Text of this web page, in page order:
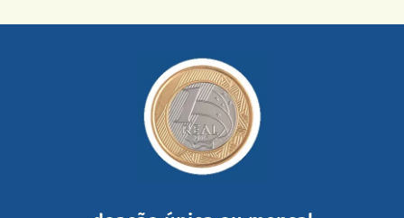
segurança e recebendo nossos relatórios mensais por e-
mail mostrando tudo o que fizemos com a sua ajuda
somada a de outras pessoas.
saiba mais